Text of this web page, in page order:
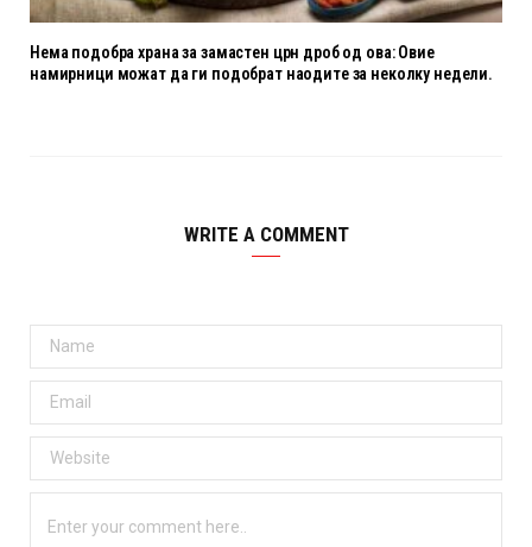
Нема подобра храна за замастен црн дроб од ова: Овие
намирници можат да ги подобрат наодите за неколку недели.
WRITE A COMMENT